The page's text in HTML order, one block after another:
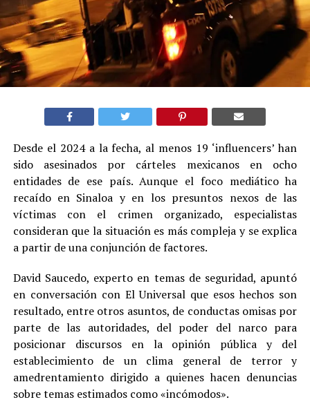
Desde el 2024 a la fecha, al menos 19 ‘influencers’ han
sido asesinados por cárteles mexicanos en ocho
entidades de ese país. Aunque el foco mediático ha
recaído en Sinaloa y en los presuntos nexos de las
víctimas con el crimen organizado, especialistas
consideran que la situación es más compleja y se explica
a partir de una conjunción de factores.
David Saucedo, experto en temas de seguridad, apuntó
en conversación con El Universal que esos hechos son
resultado, entre otros asuntos, de conductas omisas por
parte de las autoridades, del poder del narco para
posicionar discursos en la opinión pública y del
establecimiento de un clima general de terror y
amedrentamiento dirigido a quienes hacen denuncias
sobre temas estimados como «incómodos».